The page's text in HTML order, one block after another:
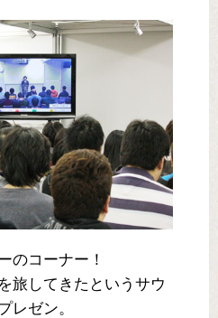
のコーナー！
旅してきたというサウ
レゼン。